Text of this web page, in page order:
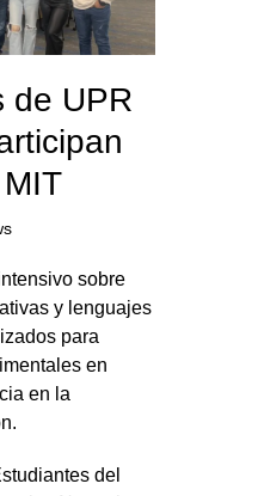
de UPR
sobre
y lenguajes
para
en
en la
del